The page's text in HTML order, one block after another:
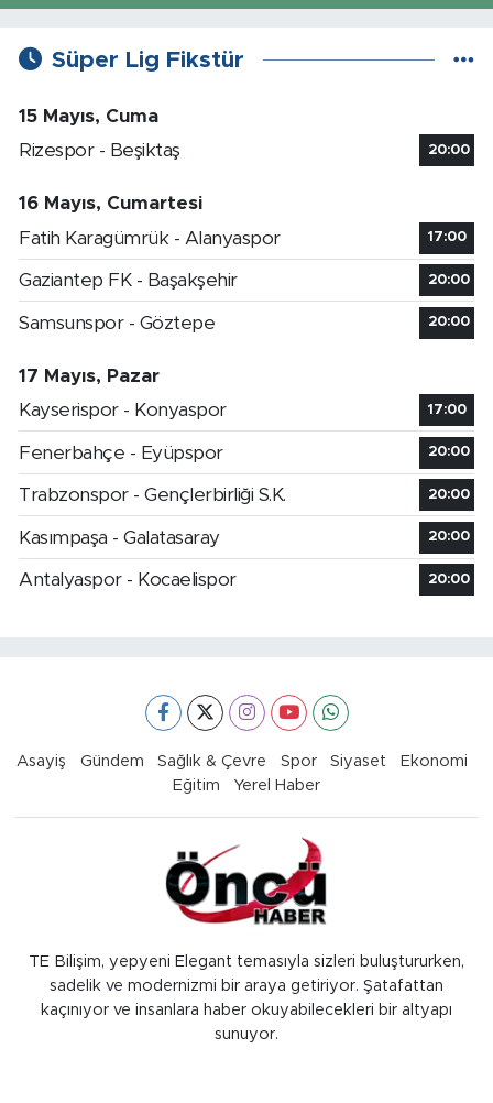
Süper Lig Fikstür
15 Mayıs, Cuma
Rizespor - Beşiktaş
20:00
16 Mayıs, Cumartesi
Fatih Karagümrük - Alanyaspor
17:00
Gaziantep FK - Başakşehir 20:00
Samsunspor - Göztepe 20:00
17 Mayıs, Pazar
Kayserispor - Konyaspor
17:00
Fenerbahçe - Eyüpspor 20:00
Trabzonspor - Gençlerbirliği S.K. 20:00
Kasımpaşa - Galatasaray 20:00
Antalyaspor - Kocaelispor 20:00
Asayiş Gündem Sağlık & Çevre Spor Siyaset
Ekonomi
Eğitim
Yerel Haber
TE Bilişim, yepyeni Elegant temasıyla sizleri buluştururken,
sadelik ve modernizmi bir araya getiriyor. Şatafattan
kaçınıyor ve insanlara haber okuyabilecekleri bir altyapı
sunuyor.